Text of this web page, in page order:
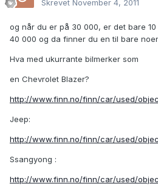
Skrevet November 4, 2011
og når du er på 30 000, er det bare
40 000 og da finner du en til bare
Hva med ukurrante bilmerker som
en Chevrolet Blazer?
http://www.finn.no/finn/car/used/
Jeep:
http://www.finn.no/finn/car/used/
Ssangyong :
http://www.finn.no/finn/car/used/